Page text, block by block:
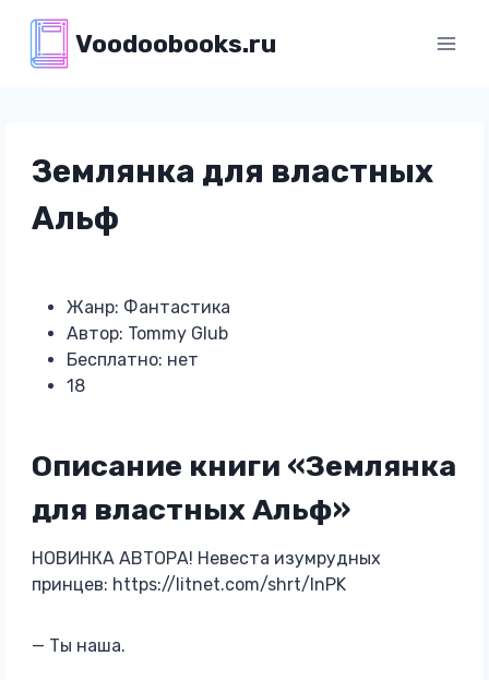
содержимому
Voodoobooks.ru
Землянка для властных
Альф
Жанр: Фантастика
Автор: Tommy Glub
Бесплатно: нет
18
Описание книги «Землянка
для властных Альф»
НОВИНКА АВТОРА! Невеста изумрудных
принцев: https://litnet.com/shrt/lnPK
— Ты наша.